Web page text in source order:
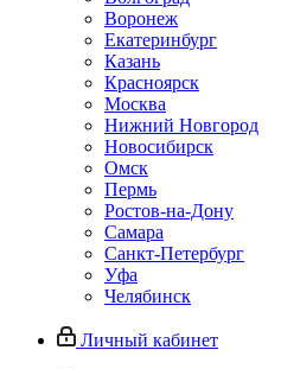
Воронеж
Екатеринбург
Казань
Красноярск
Москва
Нижний Новгород
Новосибирск
Омск
Пермь
Ростов-на-Дону
Самара
Санкт-Петербург
Уфа
Челябинск
Личный кабинет